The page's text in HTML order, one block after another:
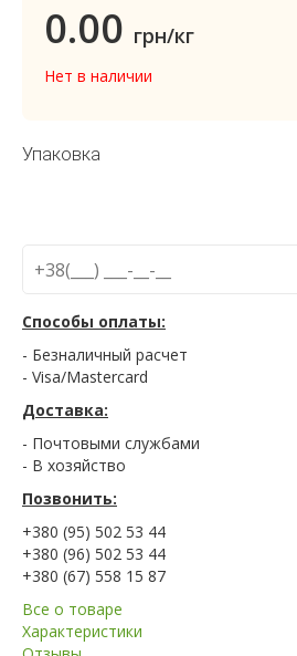
0.00 грн/кг
Нет в наличии
Упаковка
Способы оплаты:
- Безналичный расчет
- Visa/Mastercard
Доставка:
- Почтовыми службами
- В хозяйство
Позвонить:
+380 (95) 502 53 44
+380 (96) 502 53 44
+380 (67) 558 15 87
Все о товаре
Характеристики